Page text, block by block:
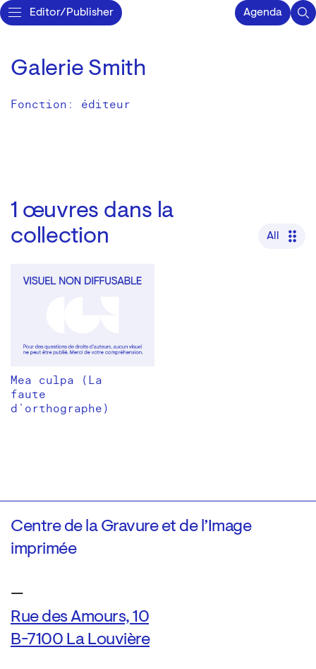
Editor/Publisher Agenda
Galerie Smith
Fonction: éditeur
1 œuvres dans la
collection
All
Mea culpa (La
faute
d’orthographe)
Centre de la Gravure et de l’Image
imprimée
—
Rue des Amours, 10
B-7100 La Louvière